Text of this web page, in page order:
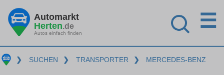
Automarkt
Herten.de
Autos einfach finden
☰
❯ SUCHEN ❯ TRANSPORTER ❯ MERCEDES-BENZ